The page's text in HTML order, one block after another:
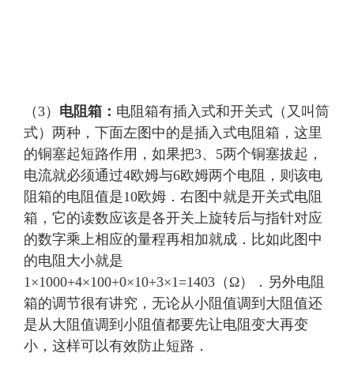
（3） 电阻箱： 电阻箱有插入式和开关式（又叫筒
式）两种，下面左图中的是插入式电阻箱，这里
的铜塞起短路作用，如果把3、5两个铜塞拔起，
电流就必须通过4欧姆与6欧姆两个电阻，则该电
阻箱的电阻值是10欧姆．右图中就是开关式电阻
箱，它的读数应该是各开关上旋转后与指针对应
的数字乘上相应的量程再相加就成．比如此图中
的电阻大小就是
1×1000+4×100+0×10+3×1=1403（Ω）．另外电阻
箱的调节很有讲究，无论从小阻值调到大阻值还
是从大阻值调到小阻值都要先让电阻变大再变
小，这样可以有效防止短路．